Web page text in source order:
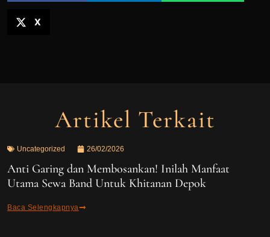
X
Artikel Terkait
Uncategorized 26/02/2026
Anti Garing dan Membosankan! Inilah Manfaat
Utama Sewa Band Untuk Khitanan Depok
Baca Selengkapnya